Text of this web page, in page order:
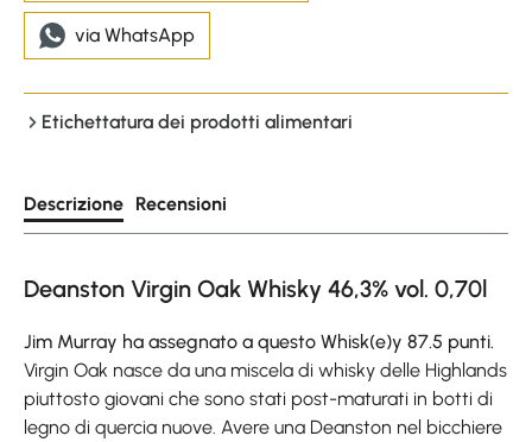
via WhatsApp
Etichettatura dei prodotti alimentari
Descrizione Recensioni
Deanston Virgin Oak Whisky 46,3% vol. 0,70l
Jim Murray ha assegnato a questo Whisk(e)y 87.5 punti.
Virgin Oak nasce da una miscela di whisky delle Highlands
piuttosto giovani che sono stati post-maturati in botti di
legno di quercia nuove. Avere una Deanston nel bicchiere